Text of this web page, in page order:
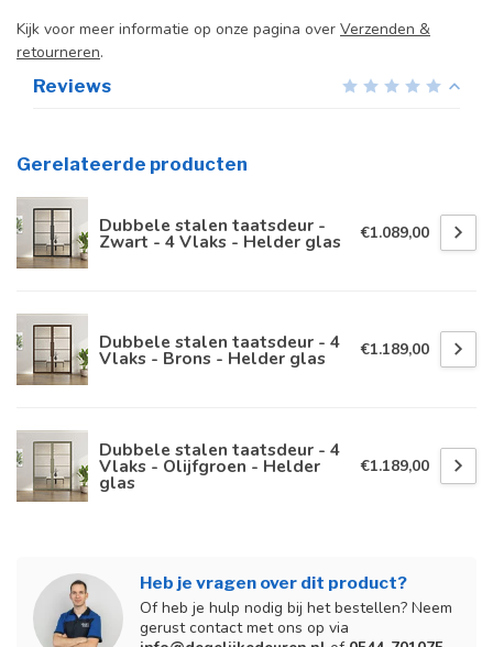
Kijk voor meer informatie op onze pagina over Verzenden &
retourneren.
Reviews
Gerelateerde producten
Dubbele stalen taatsdeur -
Zwart - 4 Vlaks - Helder glas €1.089,00
Dubbele stalen taatsdeur - 4
Vlaks - Brons - Helder glas €1.189,00
Dubbele stalen taatsdeur - 4
Vlaks - Olijfgroen - Helder
glas
€1.189,00
Heb je vragen over dit product?
Of heb je hulp nodig bij het bestellen? Neem
gerust contact met ons op via